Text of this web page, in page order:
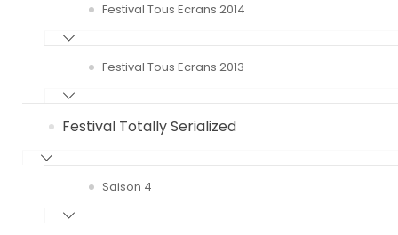
Festival Tous Ecrans 2014
Festival Tous Ecrans 2013
Festival Totally Serialized
Saison 4